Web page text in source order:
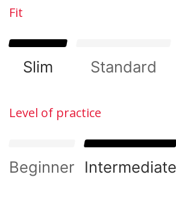
Fit
Slim Standard
Level of practice
Beginner (No)
Intermediate